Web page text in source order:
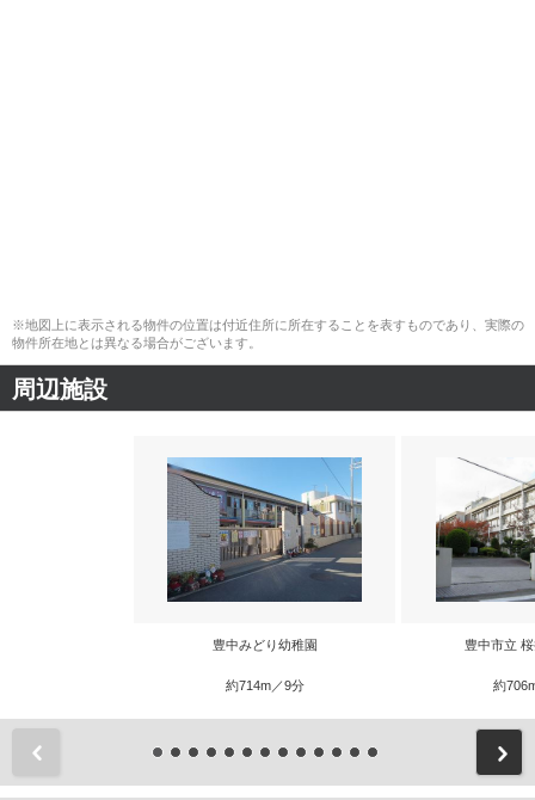
※地図上に表示される物件の位置は付近住所に所在することを表すものであり、実際の
物件所在地とは異なる場合がございます。
周辺施設
豊中みどり幼稚園
約714m／9分
豊中市立
約